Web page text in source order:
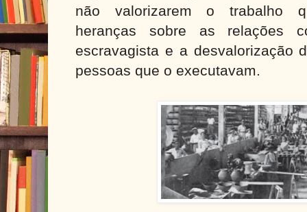
não valorizarem o trabalho
heranças sobre as relações
escravagista e a desvalorização
pessoas que o executavam.